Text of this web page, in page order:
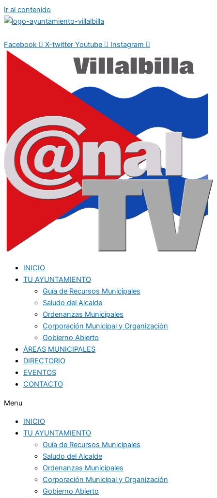
Ir al contenido
Facebook X-twitter Youtube Instagram
INICIO
TU AYUNTAMIENTO
Guía de Recursos Municipales
Saludo del Alcalde
Ordenanzas Municipales
Corporación Municipal y Organización
Gobierno Abierto
ÁREAS MUNICIPALES
DIRECTORIO
EVENTOS
CONTACTO
Menu
INICIO
TU AYUNTAMIENTO
Guía de Recursos Municipales
Saludo del Alcalde
Ordenanzas Municipales
Corporación Municipal y Organización
Gobierno Abierto